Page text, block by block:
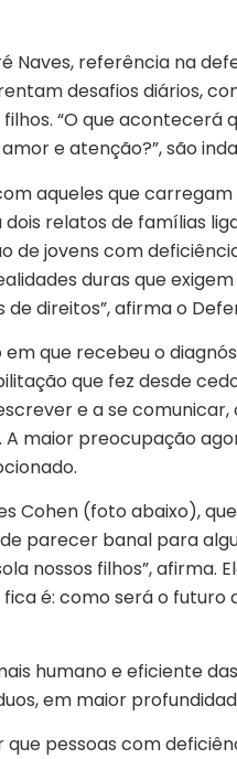
Naves, referência na
desafios diários,
“O que acontecerá
e atenção?”, são
aqueles que
relatos de famílias
de jovens com
duras que
direitos”, afirma o
que recebeu o
que fez desde
e a se comunicar,
maior preocupação
Cohen (foto abaixo),
parecer banal para
nossos filhos”, afirma.
é: como será o futuro
humano e eficiente
em maior
pessoas com